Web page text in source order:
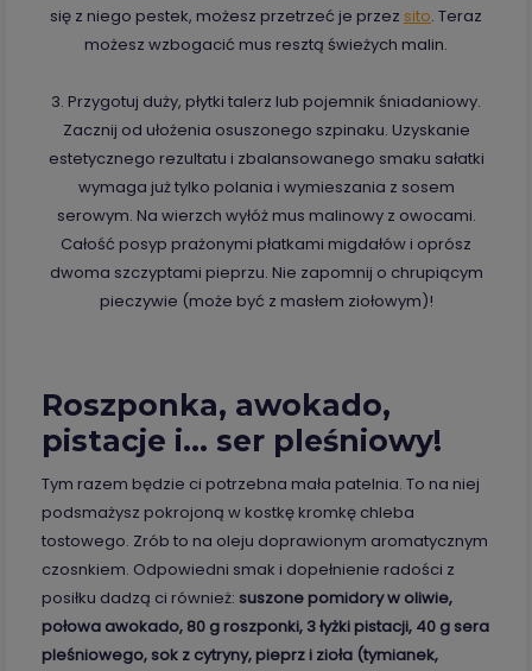
się z niego pestek, możesz przetrzeć je przez sito. Teraz
możesz wzbogacić mus resztą świeżych malin.
3. Przygotuj duży, płytki talerz lub pojemnik śniadaniowy.
Zacznij od ułożenia osuszonego szpinaku. Uzyskanie
estetycznego rezultatu i zbalansowanego smaku sałatki
wymaga już tylko polania i wymieszania z sosem
serowym. Na wierzch wyłóż mus malinowy z owocami.
Całość posyp prażonymi płatkami migdałów i oprósz
dwoma szczyptami pieprzu. Nie zapomnij o chrupiącym
pieczywie (może być z masłem ziołowym)!
Roszponka, awokado,
pistacje i… ser pleśniowy!
Tym razem będzie ci potrzebna mała patelnia. To na niej
podsmażysz pokrojoną w kostkę kromkę chleba
tostowego. Zrób to na oleju doprawionym aromatycznym
czosnkiem. Odpowiedni smak i dopełnienie radości z
posiłku dadzą ci również: suszone pomidory w oliwie,
połowa awokado, 80 g roszponki, 3 łyżki pistacji, 40 g sera
pleśniowego, sok z cytryny, pieprz i zioła (tymianek,